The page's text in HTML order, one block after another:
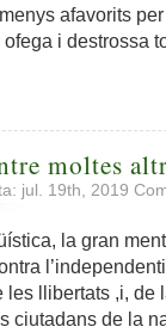
afavorits
ofega i destrossa
moltes
jul. 19th, 2019
la gran
les llibertats ,i, de
ciutadans de la